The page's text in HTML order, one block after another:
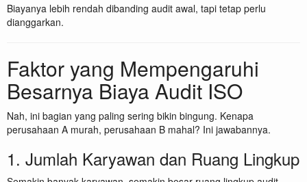
Biayanya lebih rendah dibanding audit awal, tapi tetap perlu
dianggarkan.
Faktor yang Mempengaruhi
Besarnya Biaya Audit ISO
Nah, ini bagian yang paling sering bikin bingung. Kenapa
perusahaan A murah, perusahaan B mahal? Ini jawabannya.
1. Jumlah Karyawan dan Ruang Lingkup